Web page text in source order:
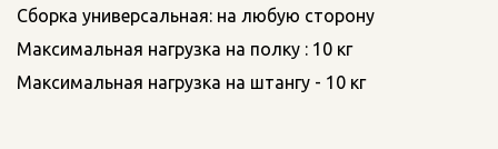
Сборка универсальная: на любую сторону
Максимальная нагрузка на полку : 10 кг
Максимальная нагрузка на штангу - 10 кг